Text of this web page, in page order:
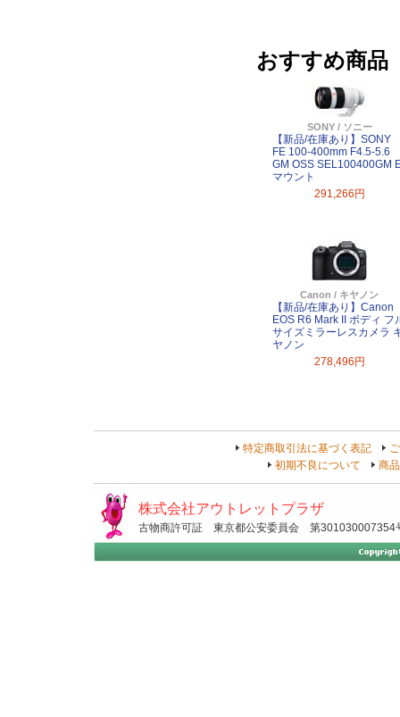
おすすめ商品
SONY / ソニー
【新品/在庫あり】SONY
FE 100-400mm F4.5-5.6
GM OSS SEL100400GM
マウント
291,266円
Canon / キヤノン
【新品/在庫あり】Canon
EOS R6 Mark II ボディ フ
サイズミラーレスカメラ
ヤノン
278,496円
特定商取引法に基づく表記
初期不良について
商
株式会社アウトレットプラザ
古物商許可証 東京都公安委員会 第301030007354